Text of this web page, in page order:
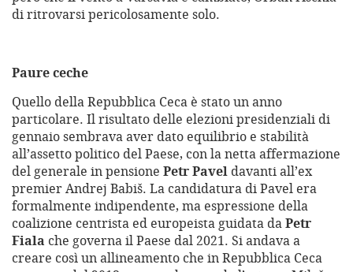
di ritrovarsi pericolosamente solo.
Paure ceche
Quello della Repubblica Ceca è stato un anno
particolare. Il risultato delle elezioni presidenziali di
gennaio sembrava aver dato equilibrio e stabilità
all’assetto politico del Paese, con la netta affermazione
del generale in pensione Petr Pavel davanti all’ex
premier Andrej Babiš. La candidatura di Pavel era
formalmente indipendente, ma espressione della
coalizione centrista ed europeista guidata daPetr
Fiala che governa il Paese dal 2021. Si andava a
creare così un allineamento che in Repubblica Ceca